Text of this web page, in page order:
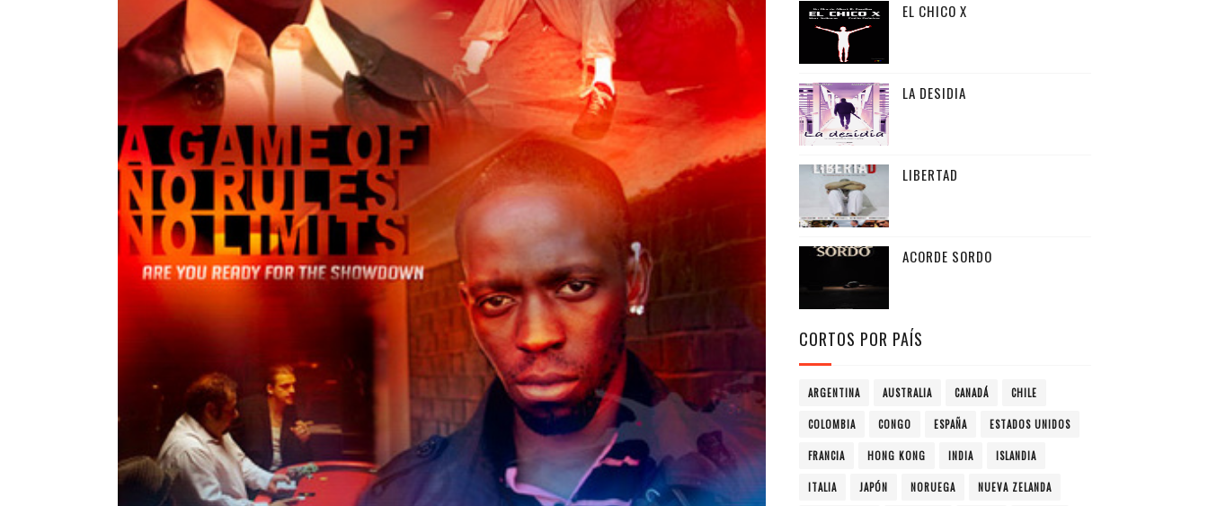
EL CHICO X
LA DESIDIA
LIBERTAD
ACORDE SORDO
CORTOS POR PAÍS
ARGENTINA AUSTRALIA CANADÁ CHILE
COLOMBIA CONGO ESPAÑA ESTADOS UNIDOS
FRANCIA HONG KONG INDIA ISLANDIA
ITALIA JAPÓN NORUEGA NUEVA ZELANDA